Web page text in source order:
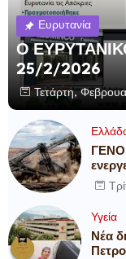
Ευρυτανία
Ο
25/2/2026
Τετάρτη,
Υγεία
Νέα